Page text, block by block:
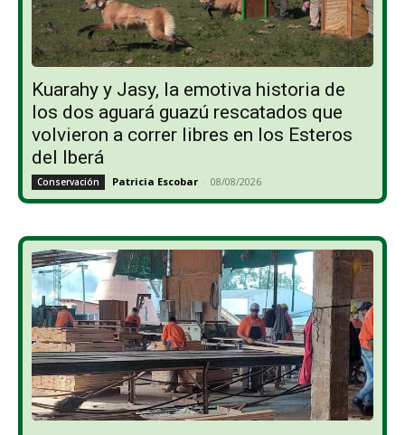
Kuarahy y Jasy, la emotiva historia de
los dos aguará guazú rescatados que
volvieron a correr libres en los Esteros
del Iberá
Conservación Patricia Escobar - 08/08/2026